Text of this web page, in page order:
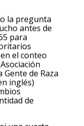
la pregunta
antes de
para
el conteo
de Raza
inglés)
de